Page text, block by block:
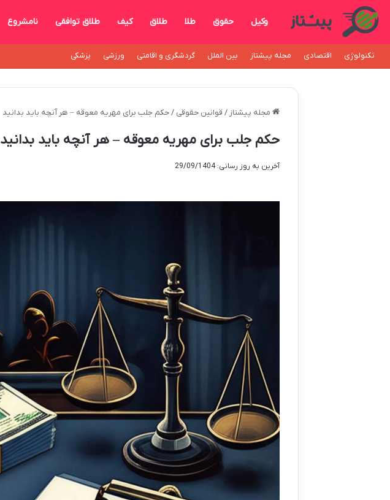
وکیل حقوق طلا طلاق کیف طلاق توافقی نامشروع
تکنولوژی اقتصادی مجله پیشتاز بین الملل گردشگری و اقامتی ورزشی پزشکی
مجله پیشتاز / قوانین حقوقی / حکم جلب برای مهریه معوقه – هر آنچه باید بدانید
حکم جلب برای مهریه معوقه – هر آنچه باید بدانید
آخرین به روز رسانی: 29/09/1404